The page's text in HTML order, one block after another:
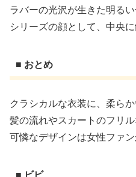
ラバーの光沢が生きた明るい
シリーズの顔として、中央
■ おとめ
クラシカルな衣装に、柔ら
髪の流れやスカートのフリ
可憐なデザインは女性ファ
■ ビビ